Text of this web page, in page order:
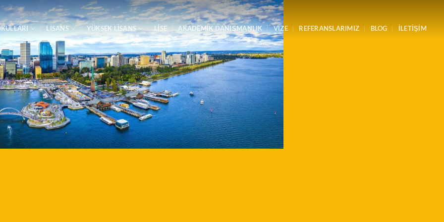
LİSANS YÜKSEK LİSANS LİSE AKADEMIK DANIŞMANLIK VİZE REFERANSLARIMIZ BLOG İLETİŞİM